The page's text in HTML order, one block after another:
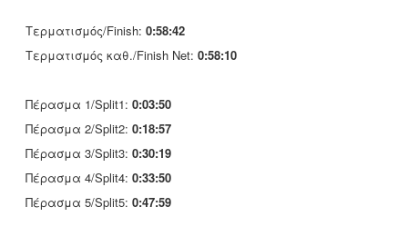
Τερματισμός/Finish: 0:58:42
Τερματισμός καθ./Finish Net: 0:58:10
Πέρασμα 1/Split1: 0:03:50
Πέρασμα 2/Split2: 0:18:57
Πέρασμα 3/Split3: 0:30:19
Πέρασμα 4/Split4: 0:33:50
Πέρασμα 5/Split5: 0:47:59